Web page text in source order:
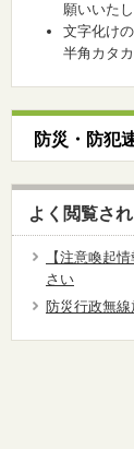
願いいたし
文字化け
半角カタ
防災・防犯
よく閲覧さ
【注意喚起
さい
防災行政無